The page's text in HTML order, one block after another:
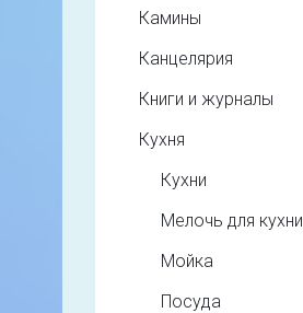
Камины
Канцелярия
Книги и журналы
Кухня
Кухни
Мелочь для кухни
Мойка
Посуда